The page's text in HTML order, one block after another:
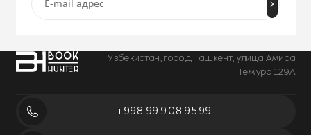
Узбекистан, город Ташкент, улица Амира
Темура 129А
+998 99 908 95 99